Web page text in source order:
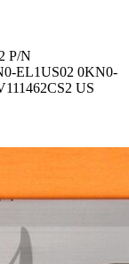
P/N
EL1US02 0KN0-
US